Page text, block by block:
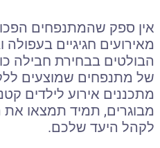
אין ספק שהמתנפחים
מאירועים חגיגיים
הבולטים בבחירת חבילה
של מתנפחים שמוצעים
מתכננים אירוע לילדים
מבוגרים, תמיד תמצאו
לקהל היעד שלכם.